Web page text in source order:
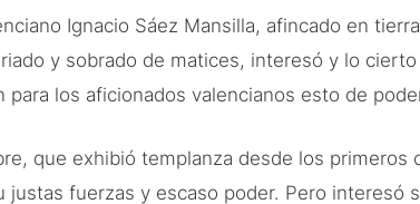
Ignacio Sáez Mansilla, afincado en
y sobrado de matices, interesó y lo
los aficionados valencianos esto de
que exhibió templanza desde los
fuerzas y escaso poder. Pero interesó